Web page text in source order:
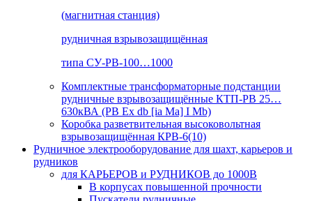
(магнитная станция)
рудничная взрывозащищённая
типа СУ-РВ-100…1000
Комплектные трансформаторные подстанции
рудничные взрывозащищённые КТП-РВ 25…
630кВА (РВ Ex db [ia Ma] I Mb)
Коробка разветвительная высоковольтная
взрывозащищённая КРВ-6(10)
Рудничное электрооборудование для шахт, карьеров и
рудников
для КАРЬЕРОВ и РУДНИКОВ до 1000В
В корпусах повышенной прочности